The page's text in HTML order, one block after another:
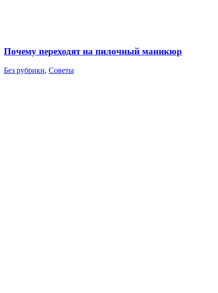
Почему переходят на пилочный маникюр
Без рубрики, Советы